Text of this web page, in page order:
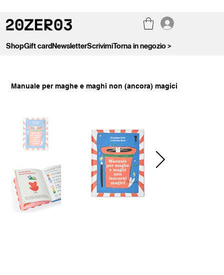
ShopGift cardNewsletterScrivimiTorna in negozio >
Manuale per maghe e maghi non (ancora) magici